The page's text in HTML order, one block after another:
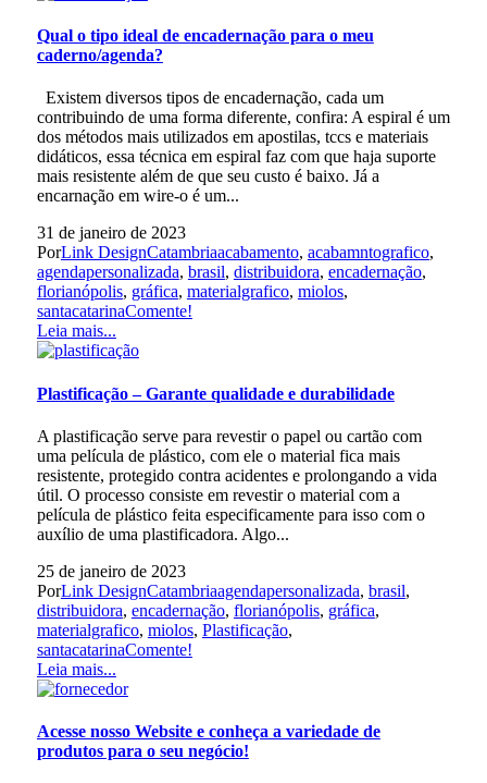
Qual o tipo ideal de encadernação para o meu
caderno/agenda?
Existem diversos tipos de encadernação, cada um
contribuindo de uma forma diferente, confira: A espiral é um
dos métodos mais utilizados em apostilas, tccs e materiais
didáticos, essa técnica em espiral faz com que haja suporte
mais resistente além de que seu custo é baixo. Já a
encarnação em wire-o é um...
31 de janeiro de 2023
PorLink DesignCatambriaacabamento, acabamntografico,
agendapersonalizada, brasil, distribuidora, encadernação,
florianópolis, gráfica, materialgrafico, miolos,
santacatarinaComente!
Leia mais...
Plastificação – Garante qualidade e durabilidade
A plastificação serve para revestir o papel ou cartão com
uma película de plástico, com ele o material fica mais
resistente, protegido contra acidentes e prolongando a vida
útil. O processo consiste em revestir o material com a
película de plástico feita especificamente para isso com o
auxílio de uma plastificadora. Algo...
25 de janeiro de 2023
PorLink DesignCatambriaagendapersonalizada, brasil,
distribuidora, encadernação, florianópolis, gráfica,
materialgrafico, miolos, Plastificação,
santacatarinaComente!
Leia mais...
Acesse nosso Website e conheça a variedade de
produtos para o seu negócio!